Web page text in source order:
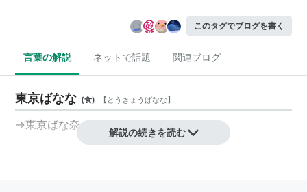
このタグでブログを書く
言葉の解説 ネットで話題 関連ブログ
東京ばなな (食) 【 とうきょうばなな】
→東京ばな奈
解説の続きを読む